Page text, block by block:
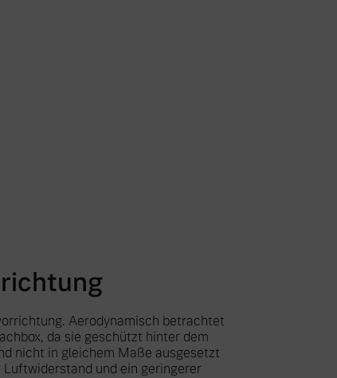
Aerodynamisch betrachtet
da sie geschützt hinter dem
nicht in gleichem Maße ausgesetzt
und ein geringerer